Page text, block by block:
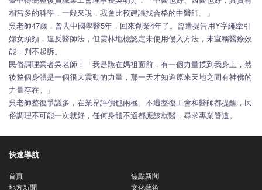
相當多的科學，一般來說，我會比較建議找合格的中醫師。」
吳老師47歲，曾去中國學醫5年，回來創業4年了。曾遭提告用Y字繩牽引
婦女頭頸，違反醫師法，但雲林地檢認定未使用侵入方法，未宣稱醫療效
能，判不起訴。
民俗調理業者吳老師：「我是跪在媽祖面前，有一個力量撲到我身上，然
後整個身體是一個很大震動的力量，那一天才知道原來天地之間有神佛的
力量存在。」
吳老師整復爭議多，在業界評價也兩極。不過整復工會和醫師都提醒，民
俗調理不可能一次就好，任何身體不適都應該就醫，尋求專業管道。
快速導航
首頁
焦點新聞
地方新聞
文化藝術